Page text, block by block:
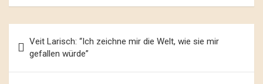
Navigation
Veit Larisch: “Ich zeichne mir die Welt, wie sie mir
gefallen würde”